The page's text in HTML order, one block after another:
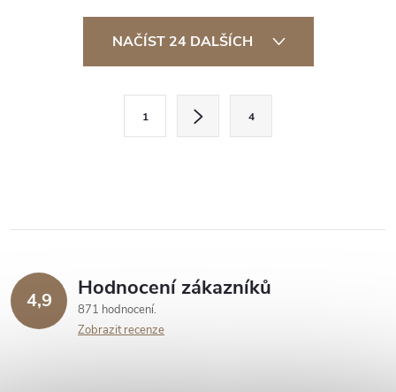
í
p
NAČÍST 24 DALŠÍCH
k
v
á
n
1 4
4,9 Hodnocení zákazníků
871 hodnocení
Zobrazit recenze